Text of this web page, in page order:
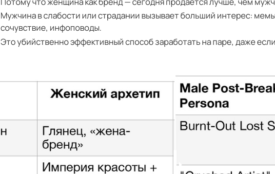
Мужчина в слабости или страдании вызывает больший интерес:
сочувствие, инфоповоды.
Это убийственно эффективный способ заработать на паре, даже